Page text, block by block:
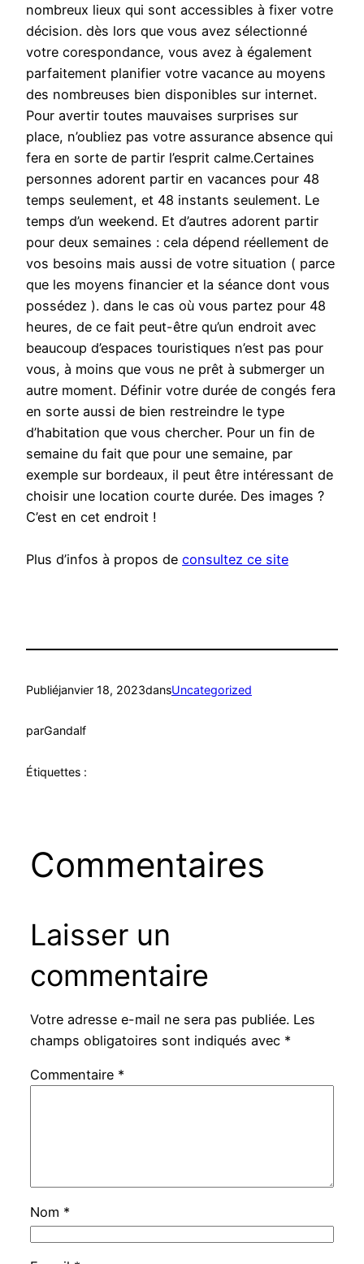
nombreux lieux qui sont accessibles à fixer votre
décision. dès lors que vous avez sélectionné
votre corespondance, vous avez à également
parfaitement planifier votre vacance au moyens
des nombreuses bien disponibles sur internet.
Pour avertir toutes mauvaises surprises sur
place, n’oubliez pas votre assurance absence qui
fera en sorte de partir l’esprit calme.Certaines
personnes adorent partir en vacances pour 48
temps seulement, et 48 instants seulement. Le
temps d’un weekend. Et d’autres adorent partir
pour deux semaines : cela dépend réellement de
vos besoins mais aussi de votre situation ( parce
que les moyens financier et la séance dont vous
possédez ). dans le cas où vous partez pour 48
heures, de ce fait peut-être qu’un endroit avec
beaucoup d’espaces touristiques n’est pas pour
vous, à moins que vous ne prêt à submerger un
autre moment. Définir votre durée de congés fera
en sorte aussi de bien restreindre le type
d’habitation que vous chercher. Pour un fin de
semaine du fait que pour une semaine, par
exemple sur bordeaux, il peut être intéressant de
choisir une location courte durée. Des images ?
C’est en cet endroit !
Plus d’infos à propos de consultez ce site
Publiéjanvier 18, 2023dansUncategorized
parGandalf
Étiquettes :
Commentaires
Laisser un
commentaire
Votre adresse e-mail ne sera pas publiée. Les
champs obligatoires sont indiqués avec *
Commentaire *
Nom *